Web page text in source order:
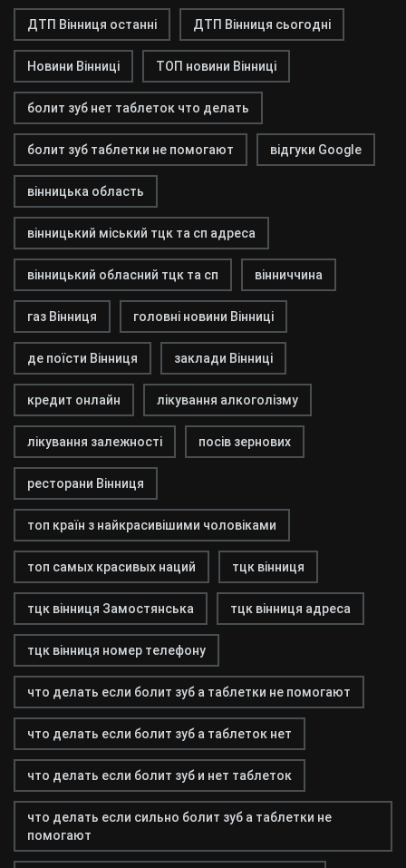
ДТП Вінниця останні ДТП Вінниця сьогодні
Новини Вінниці ТОП новини Вінниці
болит зуб нет таблеток что делать
болит зуб таблетки не помогают відгуки Google
вінницька область
вінницький міський тцк та сп адреса
вінницький обласний тцк та сп вінниччина
газ Вінниця головні новини Вінниці
де поїсти Вінниця заклади Вінниці
кредит онлайн лікування алкоголізму
лікування залежності посів зернових
ресторани Вінниця
топ країн з найкрасивішими чоловіками
топ самых красивых наций тцк вінниця
тцк вінниця Замостянська тцк вінниця адреса
тцк вінниця номер телефону
что делать если болит зуб а таблетки не помогают
что делать если болит зуб а таблеток нет
что делать если болит зуб и нет таблеток
что делать если сильно болит зуб а таблетки не
помогают